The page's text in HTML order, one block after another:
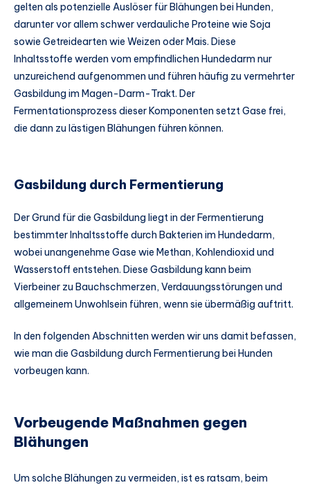
gelten als potenzielle Auslöser für Blähungen bei Hunden,
darunter vor allem schwer verdauliche Proteine wie Soja
sowie Getreidearten wie Weizen oder Mais. Diese
Inhaltsstoffe werden vom empfindlichen Hundedarm nur
unzureichend aufgenommen und führen häufig zu vermehrter
Gasbildung im Magen-Darm-Trakt. Der
Fermentationsprozess dieser Komponenten setzt Gase frei,
die dann zu lästigen Blähungen führen können.
Gasbildung durch Fermentierung
Der Grund für die Gasbildung liegt in der Fermentierung
bestimmter Inhaltsstoffe durch Bakterien im Hundedarm,
wobei unangenehme Gase wie Methan, Kohlendioxid und
Wasserstoff entstehen. Diese Gasbildung kann beim
Vierbeiner zu Bauchschmerzen, Verdauungsstörungen und
allgemeinem Unwohlsein führen, wenn sie übermäßig auftritt.
In den folgenden Abschnitten werden wir uns damit befassen,
wie man die Gasbildung durch Fermentierung bei Hunden
vorbeugen kann.
Vorbeugende Maßnahmen gegen
Blähungen
Um solche Blähungen zu vermeiden, ist es ratsam, beim